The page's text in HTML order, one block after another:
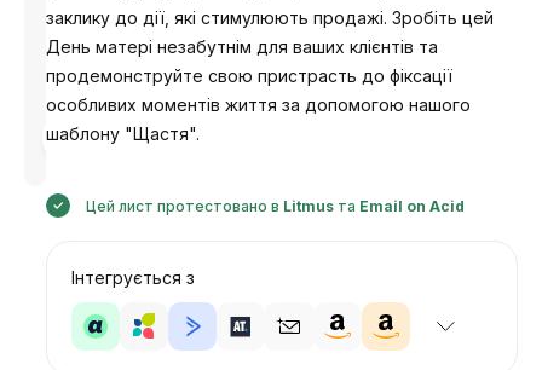
Розроблено
Анастасія
заклику до дії, які стимулюють продажі. Зробіть цей
День матері незабутнім для ваших клієнтів та
продемонструйте свою пристрасть до фіксації
особливих моментів життя за допомогою нашого
шаблону "Щастя".
Цей лист протестовано в Litmus та Email on Acid
Інтегрується з